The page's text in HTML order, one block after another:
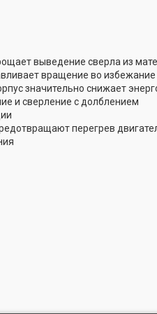
выведение сверла из
вращение во избежание
значительно снижает
и сверление с долблением
перегрев